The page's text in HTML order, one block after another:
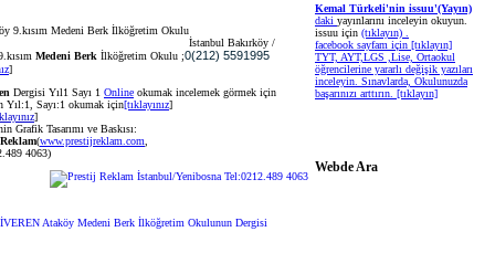
İstanbul Bakırköy /
Medeni Berk İlköğretim Okulu ;0(212) 5591995
]
Dergisi Yıl1 Sayı 1 Online okumak incelemek görmek için
Yıl:1, Sayı:1 okumak için[tıklayınız]
]
Grafik Tasarımı ve Baskısı:
Reklam(www.prestijreklam.com
4063)
Kemal Türkeli'nin issuu'(Yayın)
daki yayınlarını inceleyin okuyun.
issuu için (tıklayın) .
facebook sayfam için [tıklayın]
TYT, AYT,LGS ,Lise, Ortaokul
öğrencilerine yararlı değişik yazıları
inceleyin. Sınavlarda, Okulunuzda
başarınızı arttırın. [tıklayın]
Webde Ara